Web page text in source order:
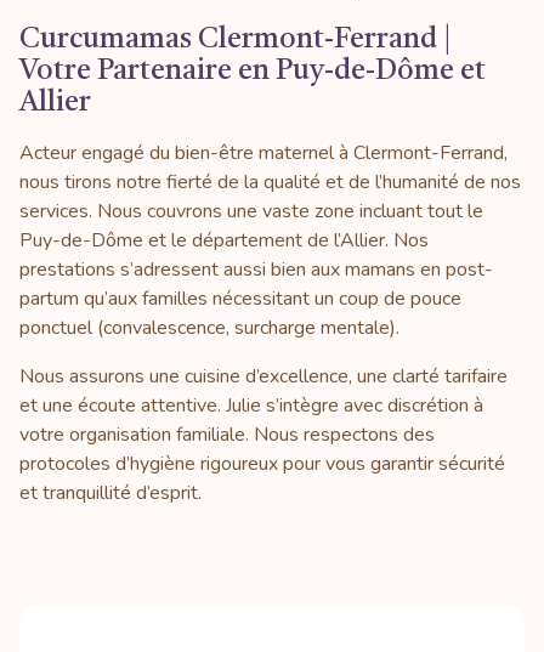
Curcumamas Clermont-Ferrand |
Votre Partenaire en Puy-de-Dôme et
Allier
Acteur engagé du bien-être maternel à Clermont-Ferrand,
nous tirons notre fierté de la qualité et de l’humanité de nos
services. Nous couvrons une vaste zone incluant tout le
Puy-de-Dôme et le département de l’Allier. Nos
prestations s’adressent aussi bien aux mamans en post-
partum qu’aux familles nécessitant un coup de pouce
ponctuel (convalescence, surcharge mentale).
Nous assurons une cuisine d’excellence, une clarté tarifaire
et une écoute attentive. Julie s’intègre avec discrétion à
votre organisation familiale. Nous respectons des
protocoles d’hygiène rigoureux pour vous garantir sécurité
et tranquillité d’esprit.